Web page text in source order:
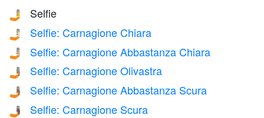
🤳 Selfie
🤳🏻 Selfie: Carnagione Chiara
🤳🏼 Selfie: Carnagione Abbastanza Chiara
🤳🏽 Selfie: Carnagione Olivastra
🤳🏾 Selfie: Carnagione Abbastanza Scura
🤳🏿 Selfie: Carnagione Scura